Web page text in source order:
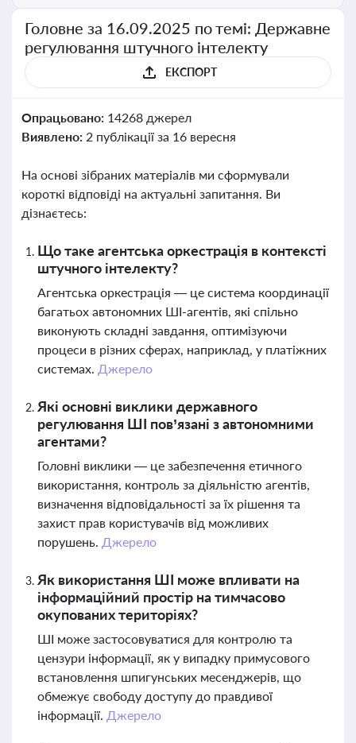
Головне за 16.09.2025 по темі: Державне
регулювання штучного інтелекту
ЕКСПОРТ
Опрацьовано: 14268 джерел
Виявлено: 2 публікації за 16 вересня
На основі зібраних матеріалів ми сформували
короткі відповіді на актуальні запитання. Ви
дізнаєтесь:
Що таке агентська оркестрація в контексті
штучного інтелекту?
Агентська оркестрація — це система координації
багатьох автономних ШІ-агентів, які спільно
виконують складні завдання, оптимізуючи
процеси в різних сферах, наприклад, у платіжних
системах. Джерело
Які основні виклики державного
регулювання ШІ пов’язані з автономними
агентами?
Головні виклики — це забезпечення етичного
використання, контроль за діяльністю агентів,
визначення відповідальності за їх рішення та
захист прав користувачів від можливих
порушень. Джерело
Як використання ШІ може впливати на
інформаційний простір на тимчасово
окупованих територіях?
ШІ може застосовуватися для контролю та
цензури інформації, як у випадку примусового
встановлення шпигунських месенджерів, що
обмежує свободу доступу до правдивої
інформації. Джерело